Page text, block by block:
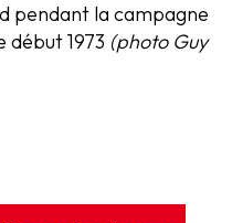
pendant la campagne
début 1973 (photo Guy